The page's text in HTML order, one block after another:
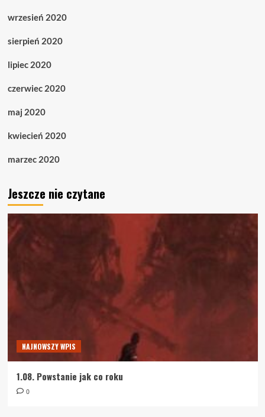
wrzesień 2020
sierpień 2020
lipiec 2020
czerwiec 2020
maj 2020
kwiecień 2020
marzec 2020
Jeszcze nie czytane
NAJNOWSZY WPIS
1.08. Powstanie jak co roku
0